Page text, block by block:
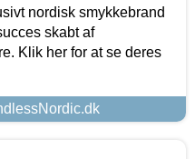
nordisk smykkebrand
skabt af
Klik her for at se deres